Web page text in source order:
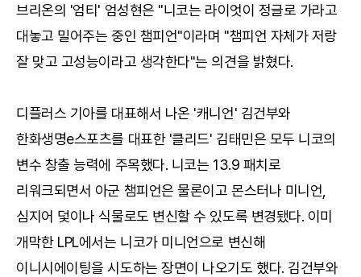
브리온의 '엄티' 엄성현은 "니코는 라이엇이 정글로 가라고
대놓고 밀어주는 중인 챔피언"이라며 "챔피언 자체가 저랑
잘 맞고 고성능이라고 생각한다"는 의견을 밝혔다.
디플러스 기아를 대표해서 나온 '캐니언' 김건부와
한화생명e스포츠를 대표한 '클리드' 김태민은 모두 니코의
변수 창출 능력에 주목했다. 니코는 13.9 패치로
리워크되면서 아군 챔피언은 물론이고 몬스터나 미니언,
심지어 덫이나 식물로도 변신할 수 있도록 변경됐다. 이미
개막한 LPL에서는 니코가 미니언으로 변신해
이니시에이팅을 시도하는 장면이 나오기도 했다. 김건부와